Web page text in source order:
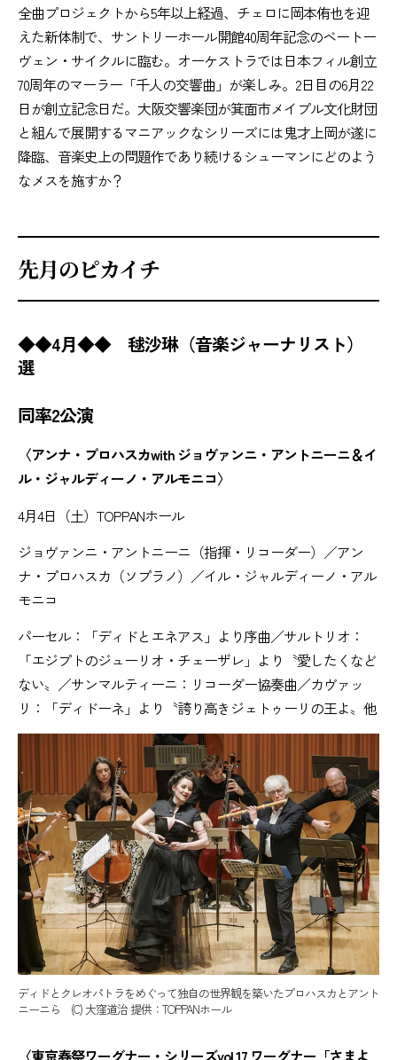
全曲プロジェクトから5年以上経過、チェロに岡本侑也を迎
えた新体制で、サントリーホール開館40周年記念のベートー
ヴェン・サイクルに臨む。オーケストラでは日本フィル創立
70周年のマーラー「千人の交響曲」が楽しみ。2日目の6月22
日が創立記念日だ。大阪交響楽団が箕面市メイプル文化財団
と組んで展開するマニアックなシリーズには鬼才上岡が遂に
降臨、音楽史上の問題作であり続けるシューマンにどのよう
なメスを施すか？
先月のピカイチ
◆◆4月◆◆ 毬沙琳（音楽ジャーナリスト）
選
同率2公演
〈アンナ・プロハスカwith ジョヴァンニ・アントニーニ＆イ
ル・ジャルディーノ・アルモニコ〉
4月4日（土）TOPPANホール
ジョヴァンニ・アントニーニ（指揮・リコーダー）／アン
ナ・プロハスカ（ソプラノ）／イル・ジャルディーノ・アル
モニコ
パーセル：「ディドとエネアス」より序曲／サルトリオ：
「エジプトのジューリオ・チェーザレ」より〝愛したくなど
ない〟／サンマルティーニ：リコーダー協奏曲／カヴァッ
リ：「ディドーネ」より〝誇り高きジェトゥーリの王よ〟他
ディドとクレオパトラをめぐって独自の世界観を築いたプロハスカとアント
ニーニら (C) 大窪道治 提供：TOPPANホール
〈東京春祭ワーグナー・シリーズvol.17 ワーグナー「さまよ